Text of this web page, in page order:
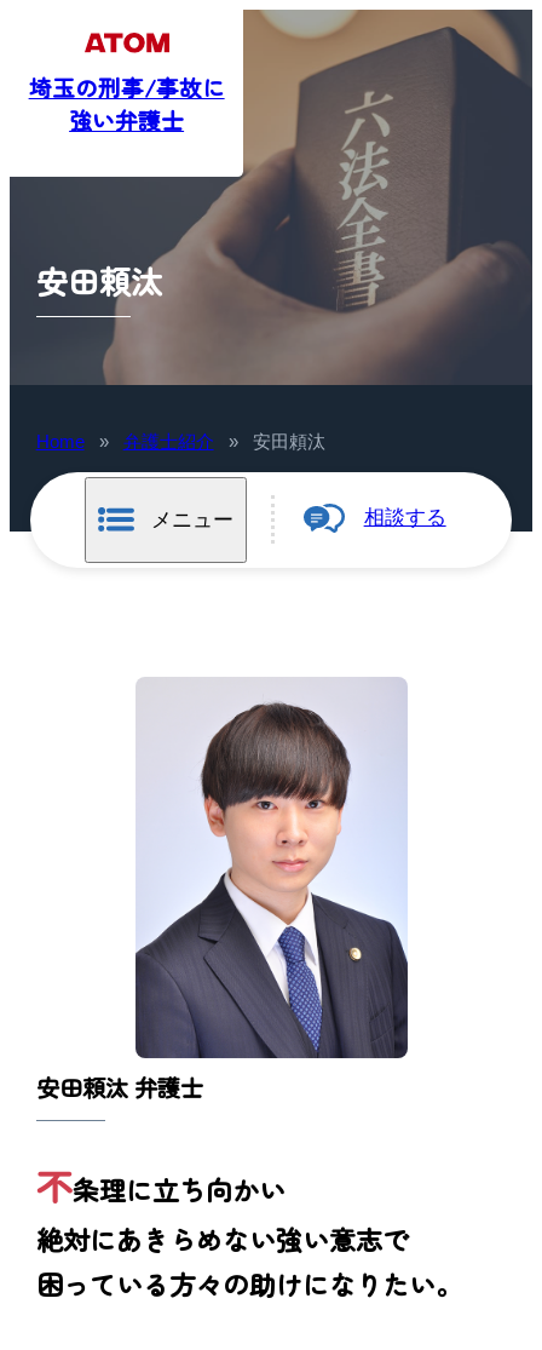
埼玉の刑事/事故に
安田頼汰
Home » 弁護士紹介 » 安田頼汰
メニュー 相談する
安田頼汰 弁護士
不条理に立ち向かい
絶対にあきらめない強い意志で
困っている方々の助けになりたい。